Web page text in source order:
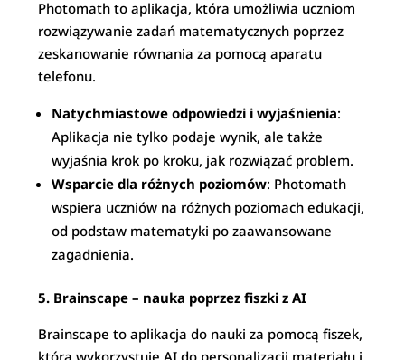
Photomath to aplikacja, która umożliwia uczniom
rozwiązywanie zadań matematycznych poprzez
zeskanowanie równania za pomocą aparatu
telefonu.
Natychmiastowe odpowiedzi i wyjaśnienia:
Aplikacja nie tylko podaje wynik, ale także
wyjaśnia krok po kroku, jak rozwiązać problem.
Wsparcie dla różnych poziomów: Photomath
wspiera uczniów na różnych poziomach edukacji,
od podstaw matematyki po zaawansowane
zagadnienia.
5. Brainscape – nauka poprzez fiszki z AI
Brainscape to aplikacja do nauki za pomocą fiszek,
która wykorzystuje AI do personalizacji materiału i